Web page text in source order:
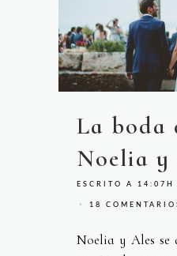
La boda
Noelia y
ESCRITO A 14:07H
18
Noelia y Ales se